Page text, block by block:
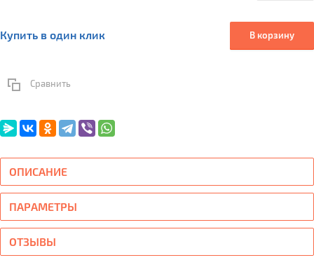
Купить в один клик В корзину
Сравнить
ОПИСАНИЕ
ПАРАМЕТРЫ
ОТЗЫВЫ